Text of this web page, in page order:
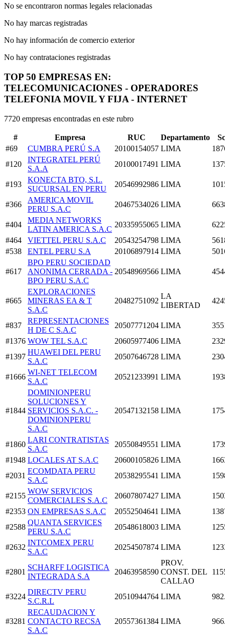
No se encontraron normas legales relacionadas
No hay marcas registradas
No hay información de comercio exterior
No hay contrataciones registradas
TOP 50 EMPRESAS EN:
TELECOMUNICACIONES - OPERADORES
TELEFONIA MOVIL Y FIJA - INTERNET
7720 empresas encontradas en este rubro
# Empresa RUC Departamento
#69
CUMBRA PERÚ S.A 20100154057 LIMA
#120
INTEGRATEL PERÚ
S.A.A
20100017491 LIMA
#193
KONECTA BTO, S.L.
SUCURSAL EN PERU
20546992986 LIMA
#366
AMERICA MOVIL
PERU S.A.C
20467534026 LIMA
#404
MEDIA NETWORKS
LATIN AMERICA S.A.C
20335955065 LIMA
#464
VIETTEL PERU S.A.C 20543254798 LIMA
#538
ENTEL PERU S.A 20106897914 LIMA
#617
BPO PERU SOCIEDAD
ANONIMA CERRADA -
BPO PERU S.A.C
20548969566 LIMA
#665
EXPLORACIONES
MINERAS EA & T
S.A.C
20482751092
LA
LIBERTAD
#837
REPRESENTACIONES
H DE C S.A.C
20507771204 LIMA
#1376 WOW TEL S.A.C 20605977406 LIMA
#1397
HUAWEI DEL PERU
S.A.C
20507646728 LIMA
#1666
WI-NET TELECOM
S.A.C
20521233991 LIMA
#1844
DOMINIONPERU
SOLUCIONES Y
SERVICIOS S.A.C. -
DOMINIONPERU
S.A.C
20547132158 LIMA
#1860
LARI CONTRATISTAS
S.A.C
20550849551 LIMA
#1948 LOCALES AT S.A.C 20600105826 LIMA
#2031
ECOMDATA PERU
S.A.C
20538295541 LIMA
#2155
WOW SERVICIOS
COMERCIALES S.A.C
20607807427 LIMA
#2353 ON EMPRESAS S.A.C 20552504641 LIMA
#2588
QUANTA SERVICES
PERU S.A.C
20548618003 LIMA
#2632
INTCOMEX PERU
S.A.C
20254507874 LIMA
#2801
SCHARFF LOGISTICA
INTEGRADA S.A
20463958590
PROV.
CONST. DEL
CALLAO
#3224
DIRECTV PERU
S.C.R.L
20510944764 LIMA
#3281
RECAUDACION Y
CONTACTO RECSA
S.A.C
20557361384 LIMA